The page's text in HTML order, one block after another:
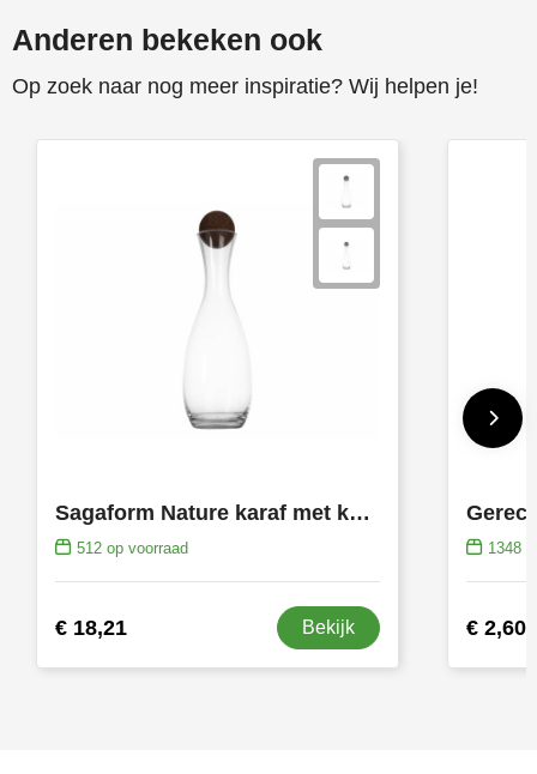
Toppoint
Anderen bekeken ook
Op zoek naar nog meer inspiratie? Wij helpen je!
Sagaform Nature karaf met kurkstopper 1,5 liter
512op voorraad
€ 18,21 Bekijk
1348
€ 2,60